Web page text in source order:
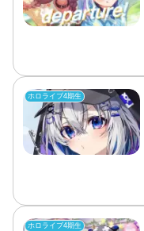
ホロライブ4期生
ホロライブ4期生